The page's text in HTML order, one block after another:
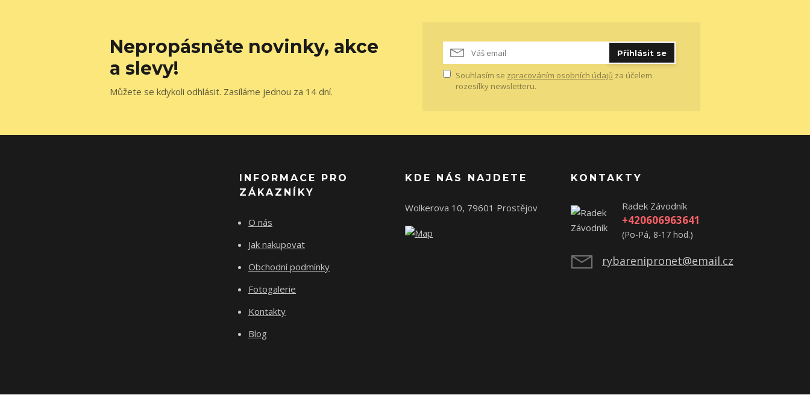
Nepropásněte novinky, akce
a slevy!
Můžete se kdykoli odhlásit. Zasíláme jednou za 14 dní.
Přihlásit se
Souhlasím se zpracováním osobních údajů za účelem
rozesílky newsletteru.
INFORMACE PRO
ZÁKAZNÍKY
O nás
Jak nakupovat
Obchodní podmínky
Fotogalerie
Kontakty
Blog
KDE NÁS NAJDETE
Wolkerova 10, 79601 Prostějov
KONTAKTY
Radek Závodník
+420606963641
(Po-Pá, 8-17 hod.)
rybarenipronet@email.cz
test